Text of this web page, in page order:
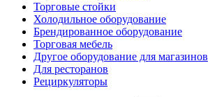
Торговые стойки
Холодильное оборудование
Брендированное оборудование
Торговая мебель
Другое оборудование для магазинов
Для ресторанов
Рециркуляторы